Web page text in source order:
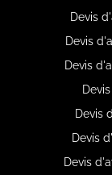
Devis
Devis
Devis
Devis
Devis
Devis